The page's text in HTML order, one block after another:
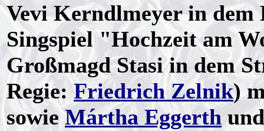
Vevi Kerndlmeyer in
Singspiel "Hochzeit am
Großmagd Stasi in dem
Regie:Friedrich Zelnik)
sowieMártha Eggerth